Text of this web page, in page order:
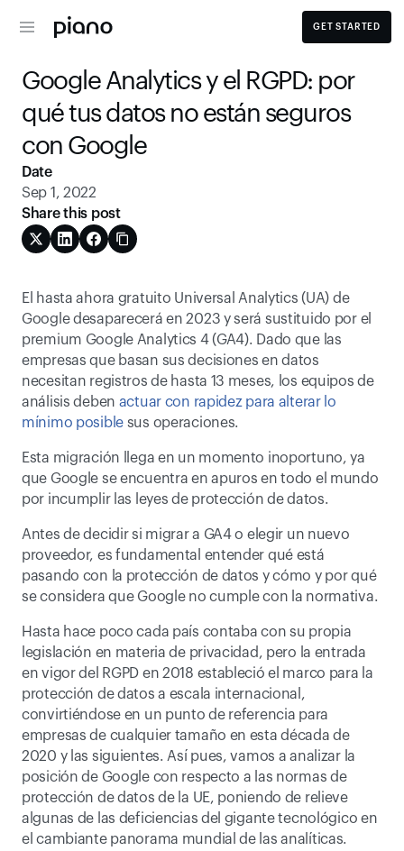
GET STARTED
Google Analytics y el RGPD: por
qué tus datos no están seguros
con Google
El hasta ahora gratuito Universal Analytics (UA) de
Google desaparecerá en 2023 y será sustituido por el
premium Google Analytics 4 (GA4). Dado que las
empresas que basan sus decisiones en datos
necesitan registros de hasta 13 meses, los equipos de
análisis deben actuar con rapidez para alterar lo
mínimo posible sus operaciones.
Esta migración llega en un momento inoportuno, ya
que Google se encuentra en apuros en todo el mundo
por incumplir las leyes de protección de datos.
Antes de decidir si migrar a GA4 o elegir un nuevo
proveedor, es fundamental entender qué está
pasando con la protección de datos y cómo y por qué
se considera que Google no cumple con la normativa.
Hasta hace poco cada país contaba con su propia
legislación en materia de privacidad, pero la entrada
en vigor del RGPD en 2018 estableció el marco para la
protección de datos a escala internacional,
convirtiéndose en un punto de referencia para
empresas de cualquier tamaño en esta década de
2020 y las siguientes. Así pues, vamos a analizar la
posición de Google con respecto a las normas de
protección de datos de la UE, poniendo de relieve
algunas de las deficiencias del gigante tecnológico en
el cambiante panorama mundial de las analíticas.
Date
Sep 1, 2022
Share this post